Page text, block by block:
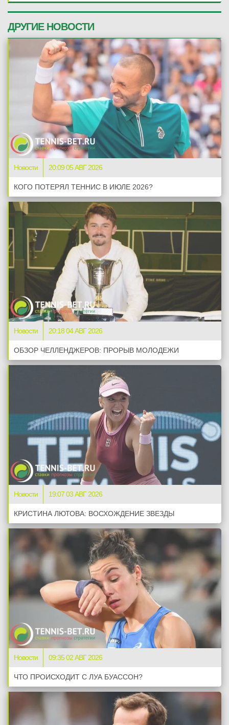
ДРУГИЕ НОВОСТИ
Новости 20:09 05 АВГ 2026
КОГО ПОТЕРЯЛ ТЕННИС В ИЮЛЕ 2026?
Новости 20:18 04 АВГ 2026
ОБЗОР ЧЕЛЛЕНДЖЕРОВ: ПРОРЫВ МОЛОДЕЖИ
Новости 19:07 03 АВГ 2026
КРИСТИНА ЛЮТОВА: ВОСХОЖДЕНИЕ ЗВЕЗДЫ
Новости 09:35 02 АВГ 2026
ЧТО ПРОИСХОДИТ С ЛУА БУАССОН?